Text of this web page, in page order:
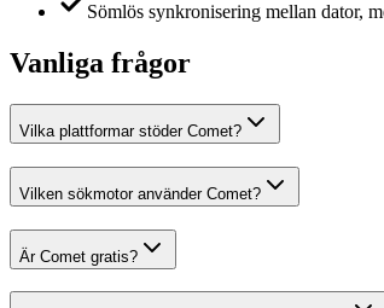
Sömlös synkronisering mellan dator,
Vanliga frågor
Vilka plattformar stöder Comet?
Vilken sökmotor använder Comet?
Är Comet gratis?